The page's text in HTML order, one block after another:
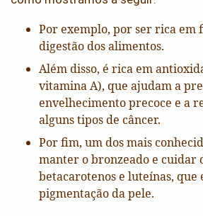
Por exemplo, por ser rica em
digestão dos alimentos.
Além disso, é rica em
vitamina A), que ajudam a
envelhecimento precoce e a
alguns tipos de câncer.
Por fim, um dos mais
manter o bronzeado e cuidar
betacarotenos e luteínas, que
pigmentação da pele.